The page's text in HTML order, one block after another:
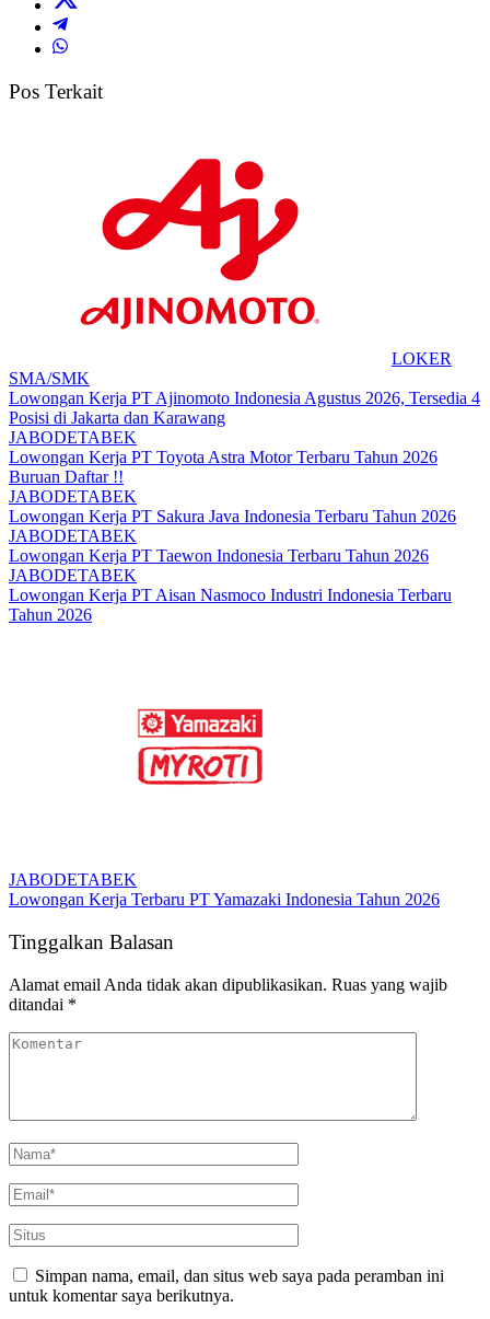
Pos Terkait
LOKER
SMA/SMK
Lowongan Kerja PT Ajinomoto Indonesia Agustus 2026, Tersedia 4
Posisi di Jakarta dan Karawang
JABODETABEK
Lowongan Kerja PT Toyota Astra Motor Terbaru Tahun 2026
Buruan Daftar !!
JABODETABEK
Lowongan Kerja PT Sakura Java Indonesia Terbaru Tahun 2026
JABODETABEK
Lowongan Kerja PT Taewon Indonesia Terbaru Tahun 2026
JABODETABEK
Lowongan Kerja PT Aisan Nasmoco Industri Indonesia Terbaru
Tahun 2026
JABODETABEK
Lowongan Kerja Terbaru PT Yamazaki Indonesia Tahun 2026
Tinggalkan Balasan
Alamat email Anda tidak akan dipublikasikan. Ruas yang wajib
ditandai *
Simpan nama, email, dan situs web saya pada peramban ini
untuk komentar saya berikutnya.